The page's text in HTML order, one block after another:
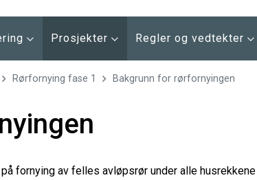
Prosjekter Regler og vedtekter
Rørfornying fase 1 Bakgrunn for rørfornyingen
fornying av felles avløpsrør under alle